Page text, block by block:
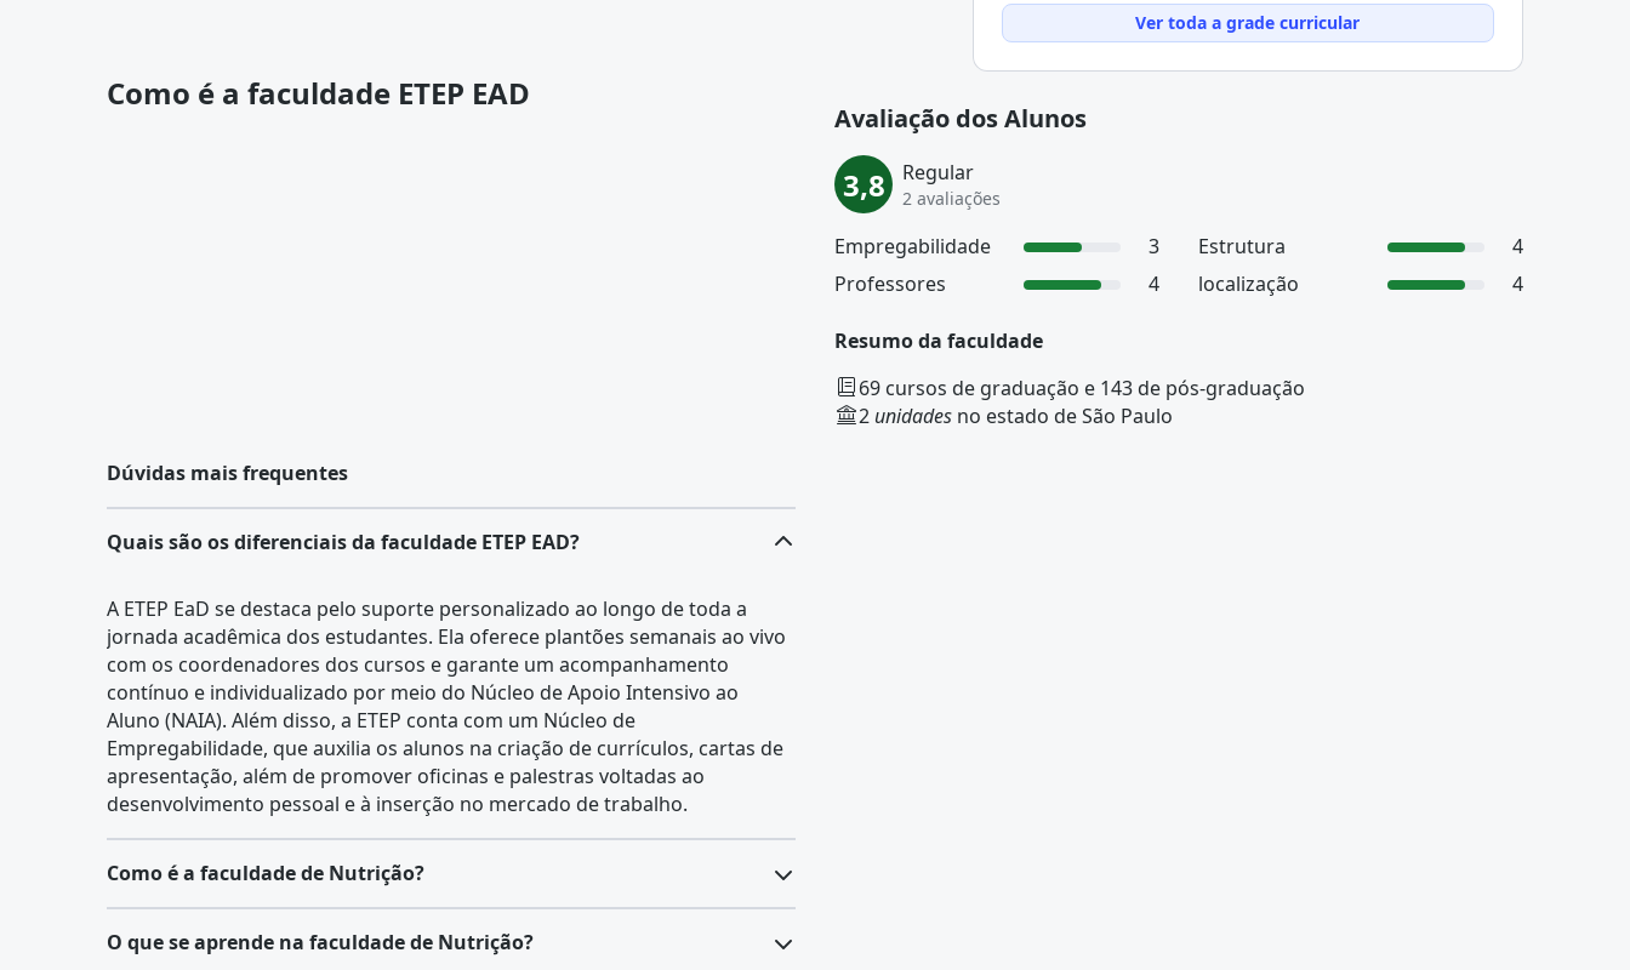
Recursos acessíveis com vídeo, transcrição e ferramentas inclusivas.
Mensalidades acessíveis e condições facilitadas.
Ver toda a grade curricular
Como é a faculdade ETEP EAD
Avaliação dos Alunos
3,8 Regular
2 avaliações
Empregabilidade 3 Estrutura
4
Professores
4 localização 4
Resumo da faculdade
69 cursos de graduação e 143 de pós-graduação
2 unidades no estado de São Paulo
Dúvidas mais frequentes
Quais são os diferenciais da faculdade ETEP EAD?
A ETEP EaD se destaca pelo suporte personalizado ao longo de toda a
jornada acadêmica dos estudantes. Ela oferece plantões semanais ao vivo
com os coordenadores dos cursos e garante um acompanhamento
contínuo e individualizado por meio do Núcleo de Apoio Intensivo ao
Aluno (NAIA). Além disso, a ETEP conta com um Núcleo de
Empregabilidade, que auxilia os alunos na criação de currículos, cartas de
apresentação, além de promover oficinas e palestras voltadas ao
desenvolvimento pessoal e à inserção no mercado de trabalho.
Como é a faculdade de Nutrição?
O curso de Nutrição forma profissionais habilitados para promover a
O que se aprende na faculdade de Nutrição?